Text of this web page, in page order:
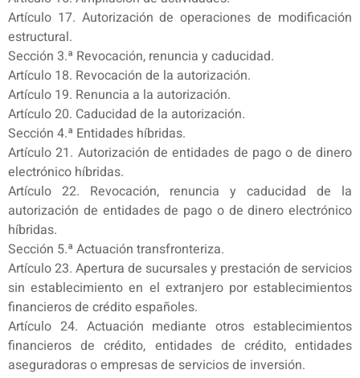
Artículo 17. Autorización de operaciones de modificación
estructural.
Sección 3.ª Revocación, renuncia y caducidad.
Artículo 18. Revocación de la autorización.
Artículo 19. Renuncia a la autorización.
Artículo 20. Caducidad de la autorización.
Sección 4.ª Entidades híbridas.
Artículo 21. Autorización de entidades de pago o de dinero
electrónico híbridas.
Artículo 22. Revocación, renuncia y caducidad de la
autorización de entidades de pago o de dinero electrónico
híbridas.
Sección 5.ª Actuación transfronteriza.
Artículo 23. Apertura de sucursales y prestación de servicios
sin establecimiento en el extranjero por establecimientos
financieros de crédito españoles.
Artículo 24. Actuación mediante otros establecimientos
financieros de crédito, entidades de crédito, entidades
aseguradoras o empresas de servicios de inversión.